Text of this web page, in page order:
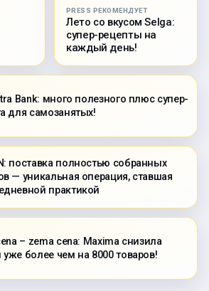
PRESS РЕКОМЕНДУЕТ
Лето со вкусом Selga:
супер-рецепты на
каждый день!
Bank: много полезного плюс супер-
для самозанятых!
поставка полностью собранных
— уникальная операция, ставшая
практикой
– zema cena: Maxima снизила
более чем на 8000 товаров!